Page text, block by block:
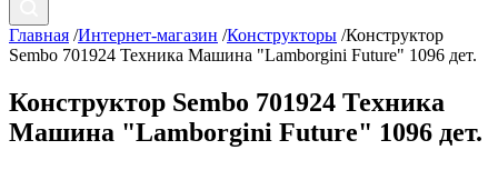
Главная /Интернет-магазин /Конструкторы /Конструктор
Sembo 701924 Техника Машина "Lamborgini Future" 1096 дет.
Конструктор Sembo 701924 Техника
Машина "Lamborgini Future" 1096 дет.